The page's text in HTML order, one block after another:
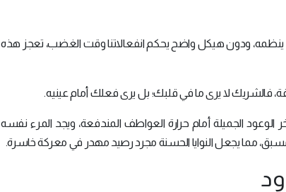
ينظمه، ودون هيكل واضح يحكم انفعالاتنا وقت الغضب، تعجز هذه
فالشريك لا يرى ما في قلبك؛ بل يرى فعلك أمام عينيه.
الوعود الجميلة أمام حرارة العواطف المندفعة، ويجد المرء نفسه
مما يجعل النوايا الحسنة مجرد رصيد مهدر في معركة خاسرة.